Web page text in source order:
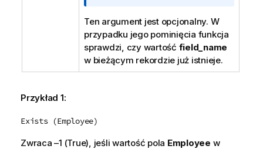
r
m
a
c
j
Ten argument jest opcjonalny. W
przypadku jego pominięcia funkcja
sprawdzi, czy wartość field_name
w bieżącym rekordzie już istnieje.
Przykład 1:
Exists (Employee)
Zwraca –1 (True), jeśli wartość pola Employee w